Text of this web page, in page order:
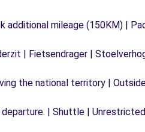
additional mileage (150KM) |
| Fietsendrager |
the national territory |
departure. | Shuttle |